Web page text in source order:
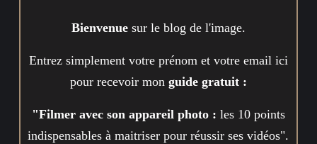
Bienvenuesur le blog de l'image.
Entrez simplement votre prénom et votre email ici
pour recevoir mon guide gratuit :
"Filmer avec son appareil photo : les 10 points
indispensables à maitriser pour réussir ses vidéos".